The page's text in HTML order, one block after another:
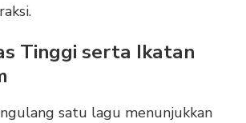
Tinggi serta Ikatan
satu lagu menunjukkan